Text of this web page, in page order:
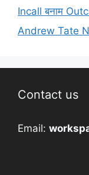
Incall बनाम
Andrew Tate
Contact us
Email: